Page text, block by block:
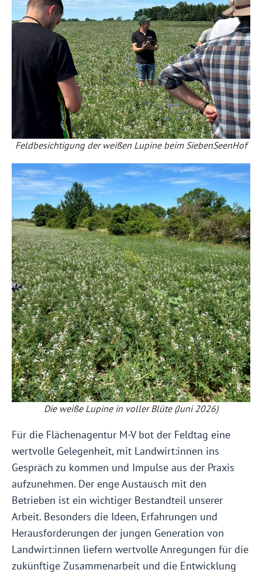
Feldbesichtigung der weißen Lupine beim SiebenSeenHof
Die weiße Lupine in voller Blüte (Juni 2026)
Für die Flächenagentur M-V bot der Feldtag eine
wertvolle Gelegenheit, mit Landwirt:innen ins
Gespräch zu kommen und Impulse aus der Praxis
aufzunehmen. Der enge Austausch mit den
Betrieben ist ein wichtiger Bestandteil unserer
Arbeit. Besonders die Ideen, Erfahrungen und
Herausforderungen der jungen Generation von
Landwirt:innen liefern wertvolle Anregungen für die
zukünftige Zusammenarbeit und die Entwicklung